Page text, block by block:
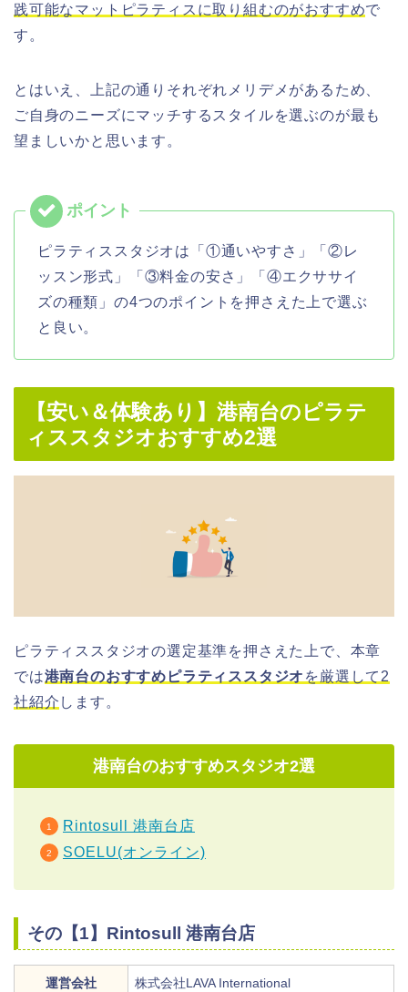
践可能なマットピラティスに取り組むのがおすすめで
す。
とはいえ、上記の通りそれぞれメリデメがあるため、
ご自身のニーズにマッチするスタイルを選ぶのが最も
望ましいかと思います。
ピラティススタジオは「①通いやすさ」「②レ
ッスン形式」「③料金の安さ」「④エクササイ
ズの種類」の4つのポイントを押さえた上で選ぶ
と良い。
【安い＆体験あり】港南台のピラテ
ィススタジオおすすめ2選
ピラティススタジオの選定基準を押さえた上で、本章
では港南台のおすすめピラティススタジオ を厳選して2
社紹介 します。
港南台のおすすめスタジオ2選
Rintosull 港南台店
SOELU(オンライン)
その【1】Rintosull 港南台店
運営会社 株式会社LAVA International